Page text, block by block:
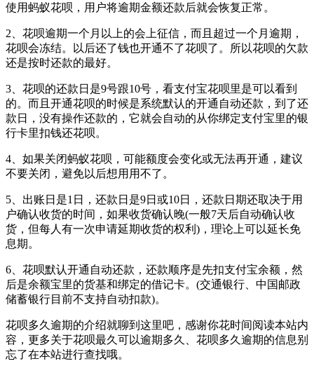
使用蚂蚁花呗，用户将逾期金额还款后就会恢复正常。
2、花呗逾期一个月以上的会上征信，而且超过一个月逾期，
花呗会冻结。以后还了钱也开通不了花呗了。所以花呗的欠款
还是按时还款的最好。
3、花呗的还款日是9号跟10号，看支付宝花呗里是可以看到
的。而且开通花呗的时候是系统默认的开通自动还款，到了还
款日，没有操作还款的，它就会自动的从你绑定支付宝里的银
行卡里扣钱还花呗。
4、如果关闭蚂蚁花呗，可能额度会变化或无法再开通，建议
不要关闭，避免以后想用用不了。
5、出账日是1日，还款日是9日或10日，还款日期还取决于用
户确认收货的时间，如果收货确认晚(一般7天后自动确认收
货，但每人有一次申请延期收货的权利)，理论上可以延长免
息期。
6、花呗默认开通自动还款，还款顺序是先扣支付宝余额，然
后是余额宝里的货基和绑定的借记卡。(交通银行、中国邮政
储蓄银行目前不支持自动扣款)。
花呗多久逾期的介绍就聊到这里吧，感谢你花时间阅读本站内
容，更多关于花呗最久可以逾期多久、花呗多久逾期的信息别
忘了在本站进行查找哦。